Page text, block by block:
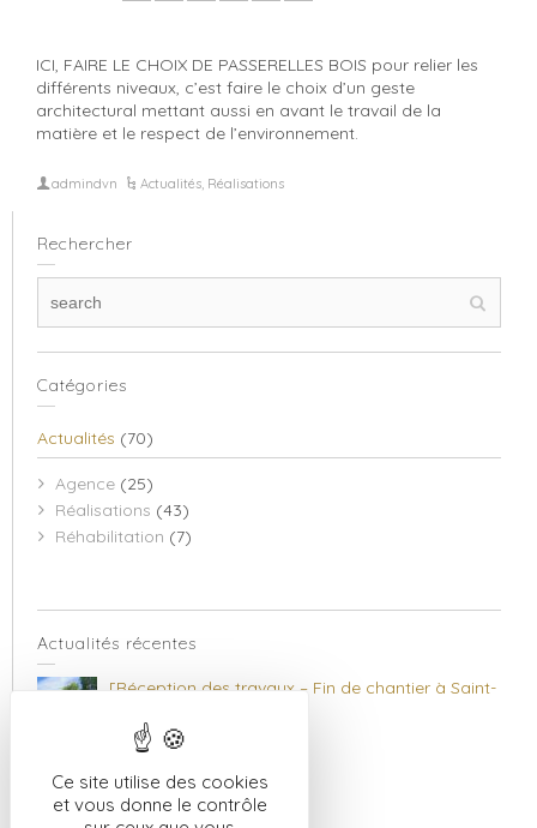
Ce site utilise des cookies
et vous donne le contrôle
ICI, FAIRE LE CHOIX DE PASSERELLES BOIS pour relier les
différents niveaux, c’est faire le choix d’un geste
architectural mettant aussi en avant le travail de la
matière et le respect de l’environnement.
admindvn Actualités, Réalisations
Rechercher
Catégories
Actualités (70)
Agence (25)
Réalisations (43)
Réhabilitation (7)
Actualités récentes
[Réception des travaux – Fin de chantier à Saint-
22 juin 2026
12 mai 2026